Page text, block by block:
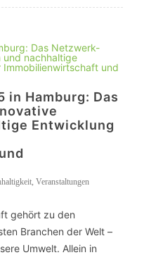
in Hamburg: Das
Entwicklung
, Veranstaltungen
gehört zu den
Branchen der Welt –
Umwelt. Allein in